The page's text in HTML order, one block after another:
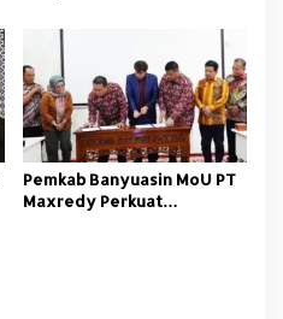
Nasional
Pemkab Banyuasin MoU PT
Maxredy Perkuat